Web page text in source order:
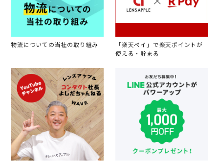
物流についての当社の取り組み
「楽天ペイ」で楽天ポイントが
使える・貯まる